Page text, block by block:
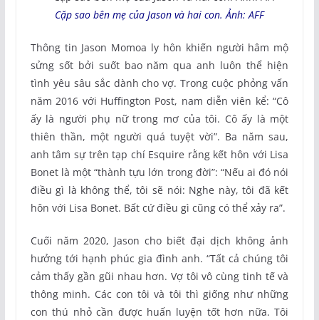
Cặp sao bên mẹ của Jason và hai con. Ảnh: AFF
Thông tin Jason Momoa ly hôn khiến người hâm mộ
sửng sốt bởi suốt bao năm qua anh luôn thể hiện
tình yêu sâu sắc dành cho vợ. Trong cuộc phỏng vấn
năm 2016 với Huffington Post, nam diễn viên kể: “Cô
ấy là người phụ nữ trong mơ của tôi. Cô ấy là một
thiên thần, một người quá tuyệt vời”. Ba năm sau,
anh tâm sự trên tạp chí Esquire rằng kết hôn với Lisa
Bonet là một “thành tựu lớn trong đời”: “Nếu ai đó nói
điều gì là không thể, tôi sẽ nói: Nghe này, tôi đã kết
hôn với Lisa Bonet. Bất cứ điều gì cũng có thể xảy ra”.
Cuối năm 2020, Jason cho biết đại dịch không ảnh
hưởng tới hạnh phúc gia đình anh. “Tất cả chúng tôi
cảm thấy gần gũi nhau hơn. Vợ tôi vô cùng tinh tế và
thông minh. Các con tôi và tôi thì giống như những
con thú nhỏ cần được huấn luyện tốt hơn nữa. Tôi